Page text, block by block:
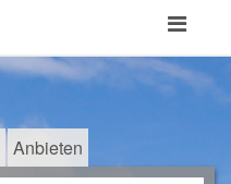
Toggle
Anbieten